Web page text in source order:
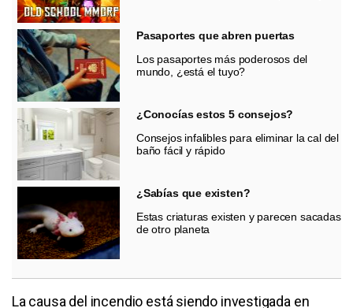
Pasaportes que abren puertas
Los pasaportes más poderosos del
mundo, ¿está el tuyo?
¿Conocías estos 5 consejos?
Consejos infalibles para eliminar la cal del
baño fácil y rápido
¿Sabías que existen?
Estas criaturas existen y parecen sacadas
de otro planeta
La causa del incendio está siendo investigada en